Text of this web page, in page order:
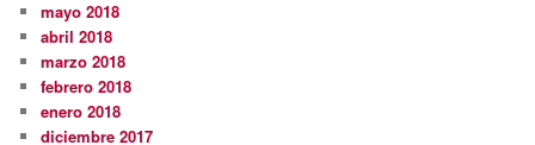
mayo 2018
abril 2018
marzo 2018
febrero 2018
enero 2018
diciembre 2017